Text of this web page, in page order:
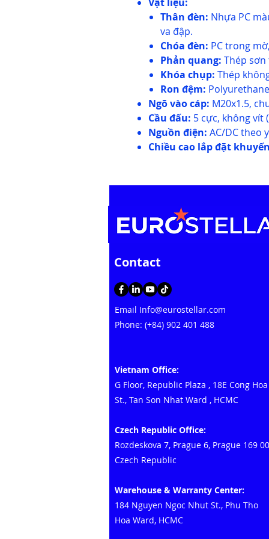
Thân đèn: Nhựa PC
va đập.
Chóa đèn: PC trong
Phản quang: Thép sơn
Khóa chụp: Thép
Ron đệm:
Ngõ vào cáp: M20x1.5,
Cầu đấu: 5 cực, không vít
Nguồn điện: AC/DC theo
Chiều cao lắp đặt
Contact
Email Info@eurostellar.com
Phone: (+84) 902 401 488
Vietnam Office:
G Floor, Republic Plaza , 18E Cong Hoa
St., Tan Son Nhat Ward , HCMC
Czech Republic Office:
Rozdeskova 7, Prague 6, Prague 169 00
Czech Republic
Warehouse & Warranty Center:
184 Nguyen Ngoc Nhut St., Phu Tho
Hoa Ward, HCMC